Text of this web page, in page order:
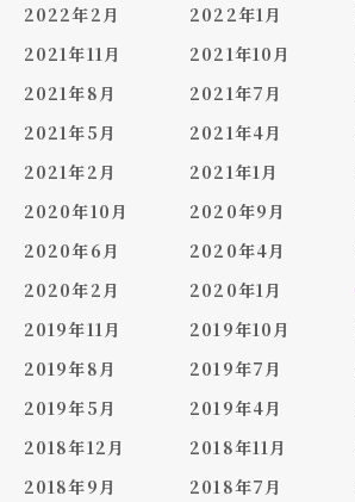
2022年2月
2022年1月
2021年11月
2021年10月
2021年8月
2021年7月
2021年5月
2021年4月
2021年2月
2021年1月
2020年10月
2020年9月
2020年6月
2020年4月
2020年2月
2020年1月
2019年11月
2019年10月
2019年8月
2019年7月
2019年5月
2019年4月
2018年12月
2018年11月
2018年9月
2018年7月